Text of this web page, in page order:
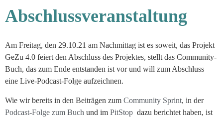
Abschlussveranstaltung
Am Freitag, den 29.10.21 am Nachmittag ist es soweit, das Projekt
GeZu 4.0 feiert den Abschluss des Projektes, stellt das Community-
Buch, das zum Ende entstanden ist vor und will zum Abschluss
eine Live-Podcast-Folge aufzeichnen.
Wie wir bereits in den Beiträgen zum Community Sprint, in der
Podcast-Folge zum Buch und im PitStop dazu berichtet haben, ist